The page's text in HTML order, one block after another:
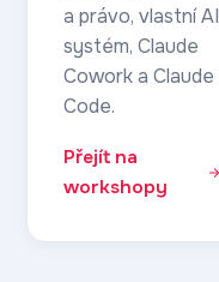
a právo, vlastní AI
systém, Claude
Cowork a Claude
Code.
Přejít na
workshopy